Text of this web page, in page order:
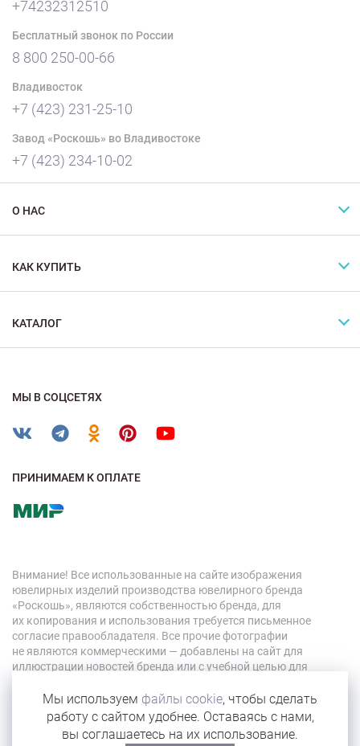
+74232312510
Бесплатный звонок по России
8 800 250-00-66
Владивосток
+7 (423) 231-25-10
Завод «Роскошь» во Владивостоке
+7 (423) 234-10-02
О НАС
КАК КУПИТЬ
КАТАЛОГ
МЫ В СОЦСЕТЯХ
ПРИНИМАЕМ К ОПЛАТЕ
Внимание! Все использованные на сайте изображения
ювелирных изделий производства ювелирного бренда
«Роскошь», являются собственностью бренда, для
их копирования и использования требуется письменное
согласие правообладателя. Все прочие фотографии
не являются коммерческими — добавлены на сайт для
иллюстрации новостей бренда или с учебной целью для
© 2026 «Роскошь»
Мы используем файлы cookie, чтобы сделать
работу с сайтом удобнее. Оставаясь с нами,
вы соглашаетесь на их использование.